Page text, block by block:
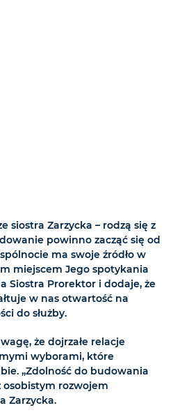
siostra Zarzycka – rodzą się z
powinno zacząć się od
ma swoje źródło w
miejscem Jego spotykania
Siostra Prorektor i dodaje, że
w nas otwartość na
do służby.
że dojrzałe relacje
wyborami, które
„Zdolność do budowania
osobistym rozwojem
Zarzycka.